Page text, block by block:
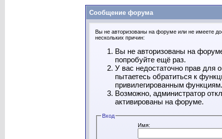
Сообщение форума
Вы не авторизованы на форуме или не имеете
нескольких причин:
Вы не авторизованы на
попробуйте ещё раз.
У вас недостаточно прав для
пытаетесь обратиться к
привилегированным функциям.
Возможно, администратор
активированы на форуме.
Вход
Имя: